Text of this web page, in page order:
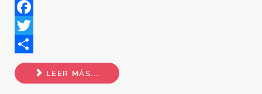
Facebook
Twitter
Share
LEER MÁS...